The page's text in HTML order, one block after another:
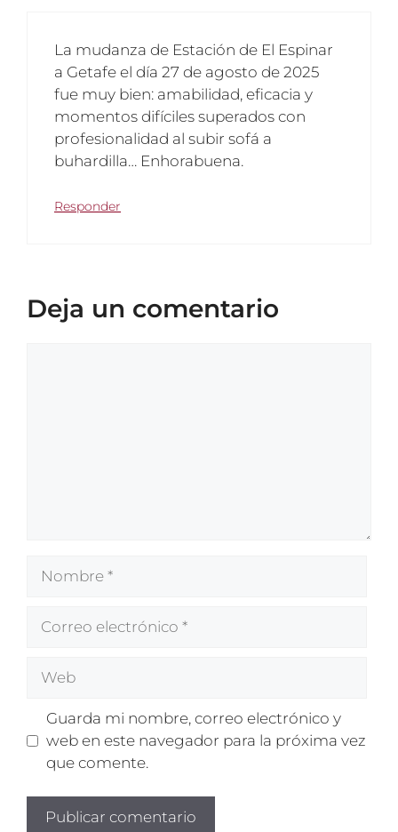
La mudanza de Estación de El Espinar
a Getafe el día 27 de agosto de 2025
fue muy bien: amabilidad, eficacia y
momentos difíciles superados con
profesionalidad al subir sofá a
buhardilla… Enhorabuena.
Responder
Deja un comentario
electrónico
Guarda mi nombre, correo electrónico y
web en este navegador para la próxima vez
que comente.